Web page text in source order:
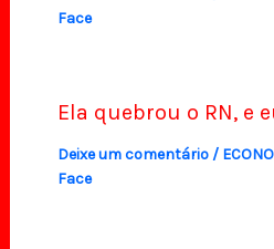
Face
Ela quebrou o RN, e
Deixe um comentário /
Face